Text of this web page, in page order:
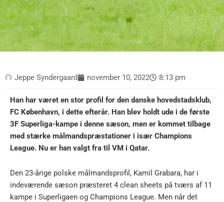
Jeppe Syndergaard november 10, 2022 8:13 pm
Han har været en stor profil for den danske hovedstadsklub,
FC København, i dette efterår. Han blev holdt ude i de første
3F Superliga-kampe i denne sæson, men er kommet tilbage
med stærke målmandspræstationer i især Champions
League. Nu er han valgt fra til VM i Qatar.
Den 23-årige polske målmandsprofil, Kamil Grabara, har i
indeværende sæson præsteret 4 clean sheets på tværs af 11
kampe i Superligaen og Champions League. Men når det